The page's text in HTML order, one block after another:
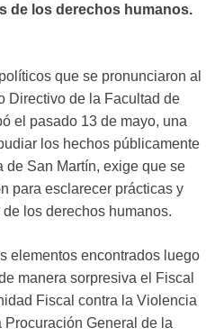
de los derechos humanos.
que se pronunciaron al
Directivo de la Facultad de
el pasado 13 de mayo, una
los hechos públicamente
San Martín, exige que se
para esclarecer prácticas y
los derechos humanos.
elementos encontrados luego
manera sorpresiva el Fiscal
Fiscal contra la Violencia
Procuración General de la